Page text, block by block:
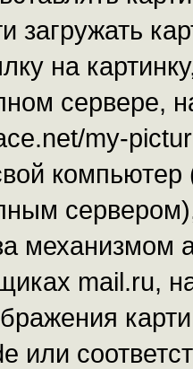
загружать
на
сервере,
my-
компьютер
механизмом
mail.ru,
или